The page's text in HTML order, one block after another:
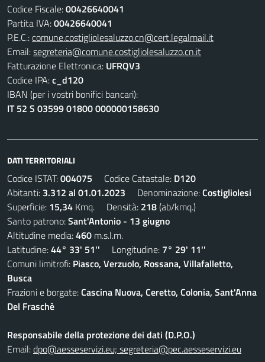
Codice Fiscale:00426640041
Partita IVA:00426640041
P.E.C.:comune.costigliolesaluzzo.cn@cert.legalmail.it
Email:segreteria@comune.costigliolesaluzzo.cn.it
Fatturazione Elettronica: UFRQV3
Codice IPA:c_d120
IBAN (per i vostri bonifici bancari):
IT 52 S 03599 01800 000000158630
DATI TERRITORIALI
Codice ISTAT:004075 Codice Catastale: D120
Abitanti: 3.312 al 01.01.2023 Denominazione:Costigliolesi
Superficie: 15,34 Kmq. Densità: 218(ab/kmq.)
Santo patrono:Sant'Antonio - 13 giugno
Altitudine media:460 m.s.l.m.
Latitudine:44° 33' 51'' Longitudine: 7° 29' 11''
Comuni limitrofi: Piasco, Verzuolo, Rossana, Villafalletto,
Busca
Frazioni e borgate:Cascina Nuova, Ceretto, Colonia, Sant'Anna
Del Fraschè
Responsabile della protezione dei dati (D.P.O.)
Email:dpo@aesseservizi.eu; segreteria@pec.aesseservizi.eu